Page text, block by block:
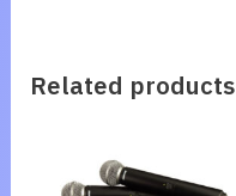
Related products